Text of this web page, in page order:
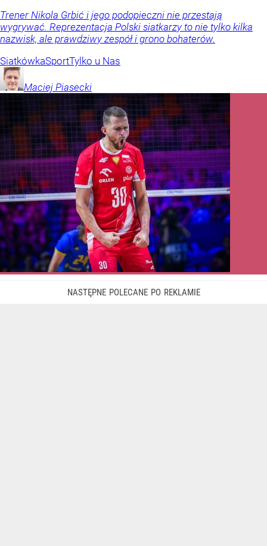
Trener Nikola Grbić i jego podopieczni nie przestają
wygrywać. Reprezentacja Polski siatkarzy to nie tylko kilka
nazwisk, ale prawdziwy zespół i grono bohaterów.
SiatkówkaSportTylko u Nas
Maciej Piasecki